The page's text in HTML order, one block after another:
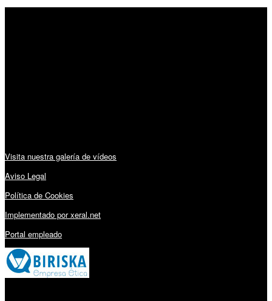
Visita nuestra galería de vídeos
Aviso Legal
Política de Cookies
Implementado por xeral.net
Portal empleado